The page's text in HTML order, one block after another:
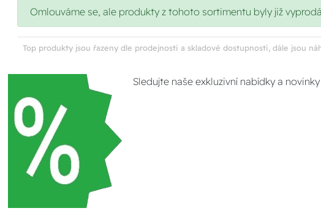
Omlouváme se, ale produkty z tohoto sortimentu byly již
Top produkty jsou řazeny dle prodejnosti a skladové dostupnosti, dále jsou
Sledujte naše exkluzivní nabídky a novinky